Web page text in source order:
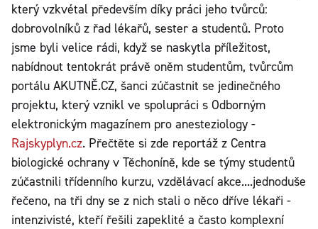
který vzkvétal především díky práci jeho tvůrců:
dobrovolníků z řad lékařů, sester a studentů. Proto
jsme byli velice rádi, když se naskytla příležitost,
nabídnout tentokrát právě oněm studentům, tvůrcům
portálu AKUTNĚ.CZ, šanci zúčastnit se jedinečného
projektu, který vznikl ve spolupráci s Odborným
elektronickým magazínem pro anesteziology -
Rajskyplyn.cz. Přečtěte si zde reportáž z Centra
biologické ochrany v Těchoníně, kde se týmy studentů
zúčastnili třídenního kurzu, vzdělávací akce....jednoduše
řečeno, na tři dny se z nich stali o něco dříve lékaři -
intenzivisté, kteří řešili zapeklité a často komplexní